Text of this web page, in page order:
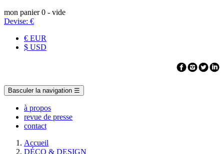
mon panier 0 - vide
Devise: €
€ EUR
$ USD
Basculer la navigation ☰
à propos
revue de presse
contact
Accueil
DÉCO & DESIGN